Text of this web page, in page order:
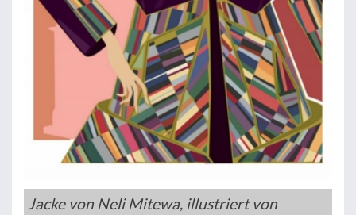
Jacke von Neli Mitewa, illustriert von